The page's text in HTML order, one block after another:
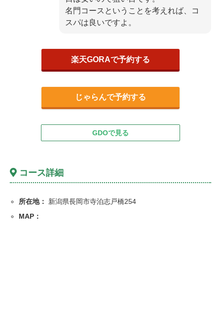
名門コースということを考えれば、コ
スパは良いですよ。
楽天GORAで予約する
じゃらんで予約する
GDOで見る
コース詳細
所在地：
新潟県長岡市寺泊志戸橋254
MAP：